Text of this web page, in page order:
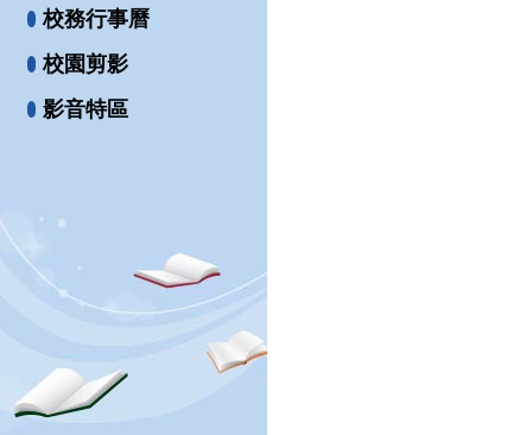
校務行事曆
校園剪影
影音特區